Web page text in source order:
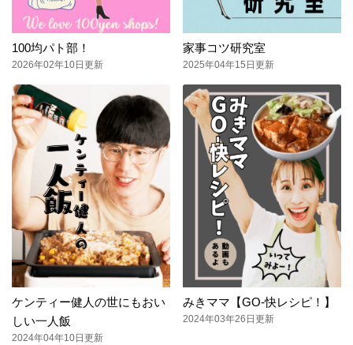
100均パト部！
2026年02年10日更新
家事コツ研究室
2025年04年15日更新
ケンティー健人の世にもおい
しい一人飯
2024年04年10日更新
みきママ【GO-快レシピ！】
2024年03年26日更新